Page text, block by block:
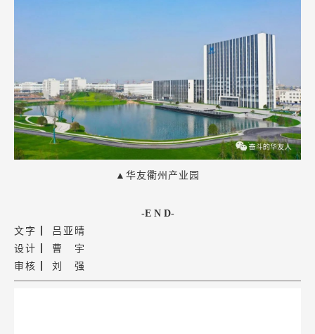
▲华友衢州产业园
-E N D-
文字 ▏吕亚晴
设计 ▏曹 宇
审核 ▏刘 强